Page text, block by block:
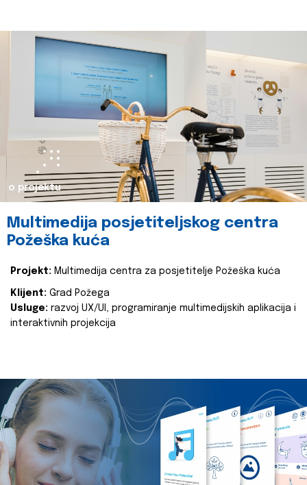
o projektu
Multimedija posjetiteljskog centra
Požeška kuća
Projekt: Multimedija centra za posjetitelje Požeška kuća
Klijent: Grad Požega
Usluge: razvoj UX/UI, programiranje multimedijskih aplikacija i
interaktivnih projekcija